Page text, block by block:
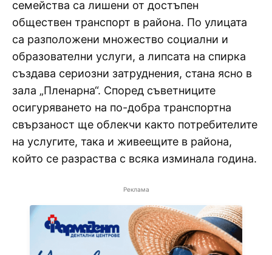
семейства са лишени от достъпен
обществен транспорт в района. По улицата
са разположени множество социални и
образователни услуги, а липсата на спирка
създава сериозни затруднения, стана ясно в
зала „Пленарна“. Според съветниците
осигуряването на по-добра транспортна
свързаност ще облекчи както потребителите
на услугите, така и живеещите в района,
който се разраства с всяка изминала година.
Реклама